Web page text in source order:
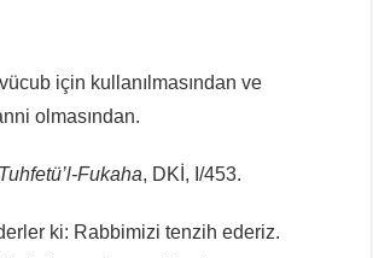
için kullanılmasından ve
olmasından.
Tuhfetü’l-Fukaha, DKİ, I/453.
ki: Rabbimizi tenzih ederiz.